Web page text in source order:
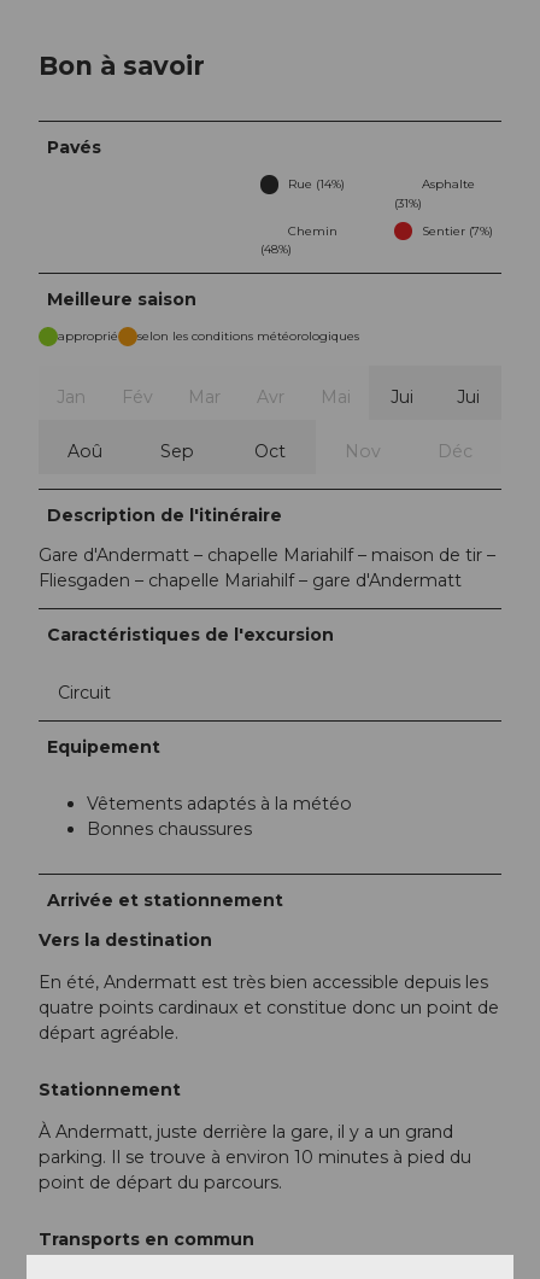
Bon à savoir
Pavés
Rue (14%)
Asphalte
(31%)
Chemin
(48%)
Sentier (7%)
Meilleure saison
approprié selon les conditions météorologiques
Jan Fév Mar Avr Mai Jui Jui
Aoû Sep Oct Nov Déc
Description de l'itinéraire
Gare d'Andermatt – chapelle Mariahilf – maison de tir –
Fliesgaden – chapelle Mariahilf – gare d'Andermatt
Caractéristiques de l'excursion
Circuit
Equipement
Vêtements adaptés à la météo
Bonnes chaussures
Arrivée et stationnement
Vers la destination
En été, Andermatt est très bien accessible depuis les
quatre points cardinaux et constitue donc un point de
départ agréable.
Stationnement
À Andermatt, juste derrière la gare, il y a un grand
parking. Il se trouve à environ 10 minutes à pied du
point de départ du parcours.
Transports en commun